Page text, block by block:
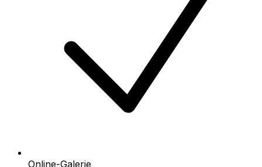
Online-Galerie